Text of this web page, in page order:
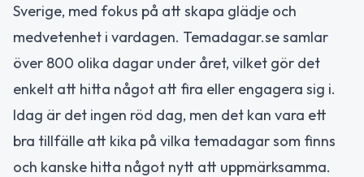
Sverige, med fokus på att skapa glädje och
medvetenhet i vardagen. Temadagar.se samlar
över 800 olika dagar under året, vilket gör det
enkelt att hitta något att fira eller engagera sig i.
Idag är det ingen röd dag, men det kan vara ett
bra tillfälle att kika på vilka temadagar som finns
och kanske hitta något nytt att uppmärksamma.